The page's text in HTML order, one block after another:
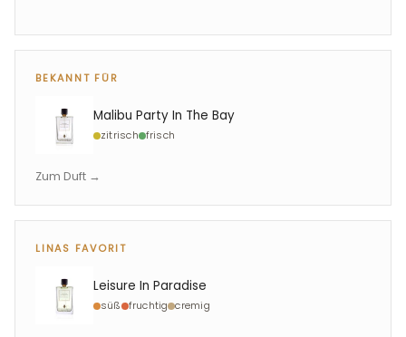
BEKANNT FÜR
Malibu Party In The Bay
zitrisch frisch
Zum Duft →
LINAS FAVORIT
Leisure In Paradise
süß fruchtig cremig